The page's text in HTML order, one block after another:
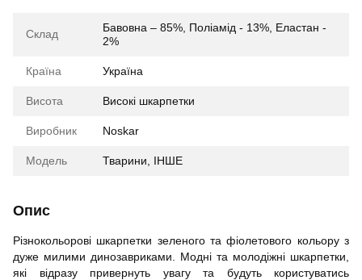
Склад
Бавовна – 85%, Поліамід - 13%, Еластан -
2%
Країна Україна
Висота Високі шкарпетки
Виробник Noskar
Модель Тварини, ІНШЕ
Опис
Різнокольорові шкарпетки зеленого та фіолетового кольору з
дуже милими динозавриками. Модні та молодіжні шкарпетки,
які відразу привернуть увагу та будуть користуватись